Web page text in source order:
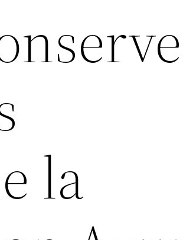
la